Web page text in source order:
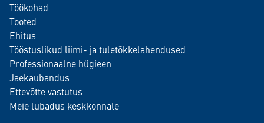
Töökohad
Tooted
Ehitus
Tööstuslikud liimi- ja tuletõkkelahendused
Professionaalne hügieen
Jaekaubandus
Ettevõtte vastutus
Meie lubadus keskkonnale